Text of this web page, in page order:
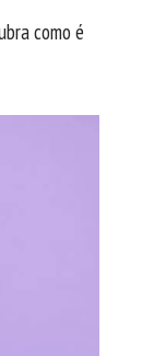
como é